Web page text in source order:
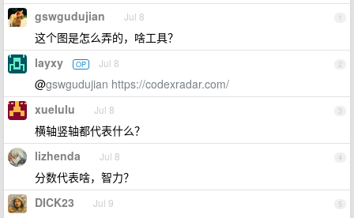
1
gswgudujian Jul 8
这个图是怎么弄的，啥工具？
2
layxy OP Jul 8
@gswgudujian https://codexradar.com/
3
xuelulu Jul 8
横轴竖轴都代表什么？
4
lizhenda Jul 8
分数代表啥，智力？
5
DICK23 Jul 9